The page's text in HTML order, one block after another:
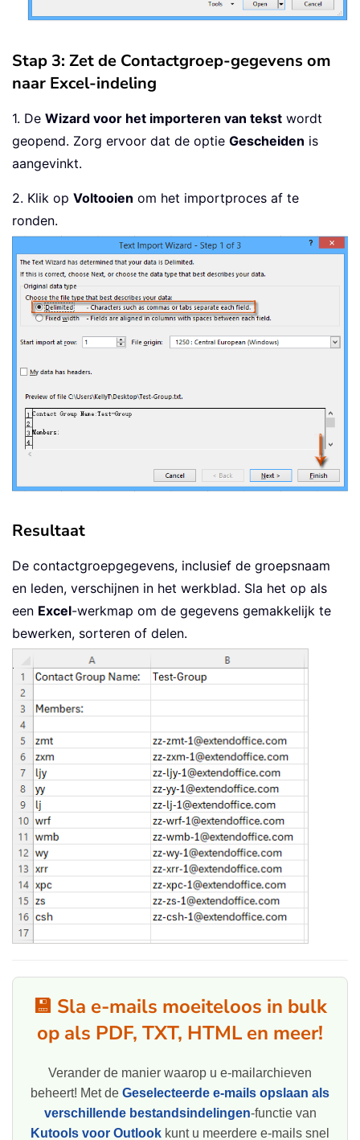
Stap 3: Zet de Contactgroep-gegevens om
naar Excel-indeling
1. De Wizard voor het importeren van tekst wordt
geopend. Zorg ervoor dat de optie Gescheiden is
aangevinkt.
2. Klik op Voltooien om het importproces af te
ronden.
Resultaat
De contactgroepgegevens, inclusief de groepsnaam
en leden, verschijnen in het werkblad. Sla het op als
een Excel-werkmap om de gegevens gemakkelijk te
bewerken, sorteren of delen.
💾 Sla e-mails moeiteloos in bulk
op als PDF, TXT, HTML en meer!
Verander de manier waarop u e-mailarchieven
beheert! Met de Geselecteerde e-mails opslaan als
verschillende bestandsindelingen-functie van
Kutools voor Outlook kunt u meerdere e-mails snel